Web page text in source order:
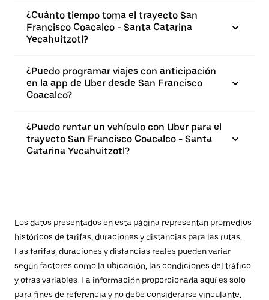
¿Cuánto tiempo toma el trayecto San
Francisco Coacalco - Santa Catarina
Yecahuitzotl?
¿Puedo programar viajes con anticipación
en la app de Uber desde San Francisco
Coacalco?
¿Puedo rentar un vehículo con Uber para el
trayecto San Francisco Coacalco - Santa
Catarina Yecahuitzotl?
Los datos presentados en esta página representan promedios
históricos de tarifas, duraciones y distancias para las rutas.
Las tarifas, duraciones y distancias reales pueden variar
según factores como la ubicación, las condiciones del tráfico
y otras variables. La información proporcionada aquí es solo
para fines de referencia y no debe considerarse vinculante.